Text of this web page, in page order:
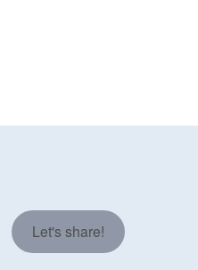
Let's share!